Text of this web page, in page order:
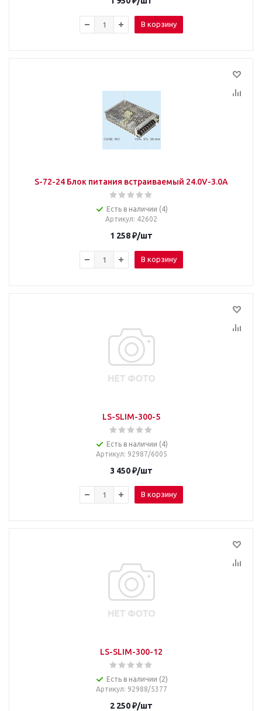
В корзину
S-72-24 Блoк питaния встраиваемый 24.0V-3.0A
Есть в наличии (4)
Артикул: 42602
1 258₽/шт
В корзину
LS-SLIM-300-5
Есть в наличии (4)
Артикул: 92987/6005
3 450₽/шт
В корзину
LS-SLIM-300-12
Есть в наличии (2)
Артикул: 92988/5377
2 250₽/шт